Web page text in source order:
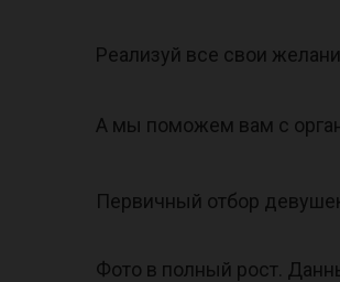
Реализуй все свои
А мы поможем вам с
Первичный отбор
Фото в полный рост.